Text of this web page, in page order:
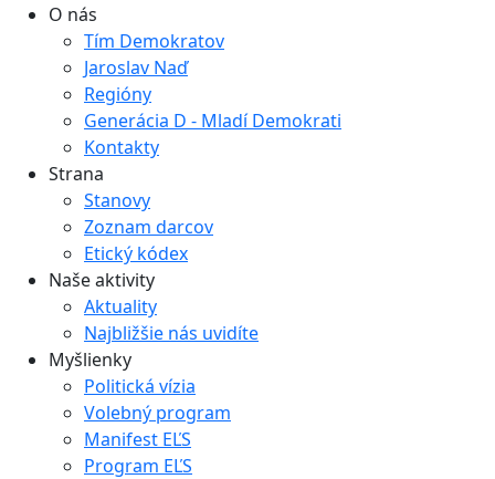
O nás
Tím Demokratov
Jaroslav Naď
Regióny
Generácia D - Mladí Demokrati
Kontakty
Strana
Stanovy
Zoznam darcov
Etický kódex
Naše aktivity
Aktuality
Najbližšie nás uvidíte
Myšlienky
Politická vízia
Volebný program
Manifest EĽS
Program EĽS